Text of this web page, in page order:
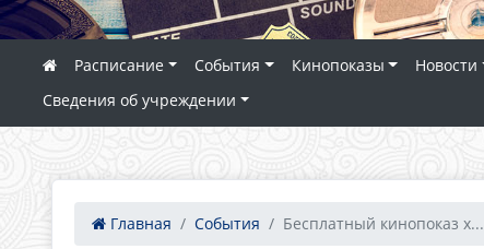
Расписание События Кинопоказы Новости
Сведения об учреждении
Главная События Бесплатный кинопоказ х...